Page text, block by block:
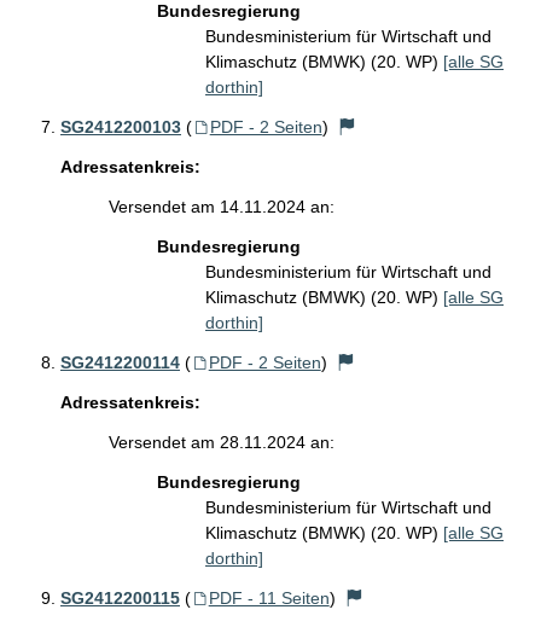
Bundesregierung
Bundesministerium für Wirtschaft und
Klimaschutz (BMWK) (20. WP) [alle SG
dorthin]
SG2412200103 ( PDF - 2 Seiten)
Adressatenkreis:
Versendet am 14.11.2024 an:
Bundesregierung
Bundesministerium für Wirtschaft und
Klimaschutz (BMWK) (20. WP) [alle SG
dorthin]
SG2412200114 ( PDF - 2 Seiten)
Adressatenkreis:
Versendet am 28.11.2024 an:
Bundesregierung
Bundesministerium für Wirtschaft und
Klimaschutz (BMWK) (20. WP) [alle SG
dorthin]
SG2412200115 ( PDF - 11 Seiten)